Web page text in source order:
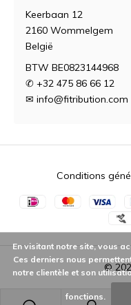
Keerbaan 12
2160 Wommelgem
België
BTW BE0823144968
✆ +32 475 86 66 12
✉ info@fitribution.com
©
Conditions
En visitant notre site, vous
Ces derniers nous
notre clientèle et son
fonctions.